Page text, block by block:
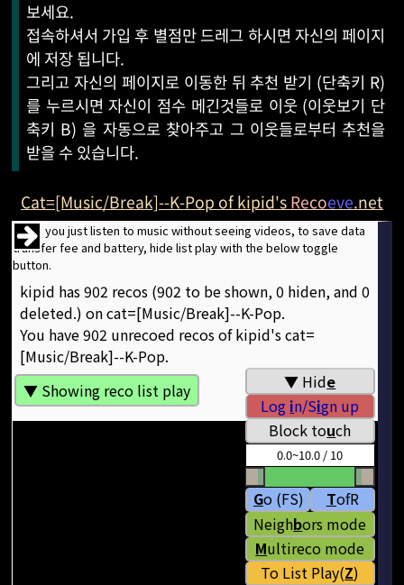
보세요.
접속하셔서 가입 후 별점만 드레그 하시면 자신의 페이지
에 저장 됩니다.
그리고 자신의 페이지로 이동한 뒤 추천 받기 (단축키 R)
를 누르시면 자신이 점수 메긴것들로 이웃 (이웃보기 단
축키 B) 을 자동으로 찾아주고 그 이웃들로부터 추천을
받을 수 있습니다.
Cat=[Music/Break]--K-Pop of kipid'sRecoeve.net